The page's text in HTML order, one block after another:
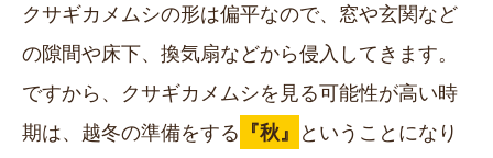
クサギカメムシの形は偏平なので、窓や玄関など
の隙間や床下、換気扇などから侵入してきます。
ですから、クサギカメムシを見る可能性が高い時
期は、越冬の準備をする 『秋』
ということになり